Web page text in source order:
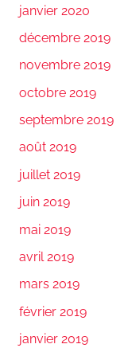
janvier 2020
décembre 2019
novembre 2019
octobre 2019
septembre 2019
août 2019
juillet 2019
juin 2019
mai 2019
avril 2019
mars 2019
février 2019
janvier 2019